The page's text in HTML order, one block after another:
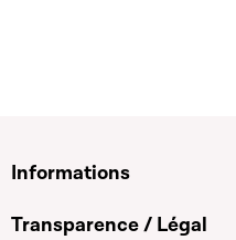
Informations
Transparence / Légal